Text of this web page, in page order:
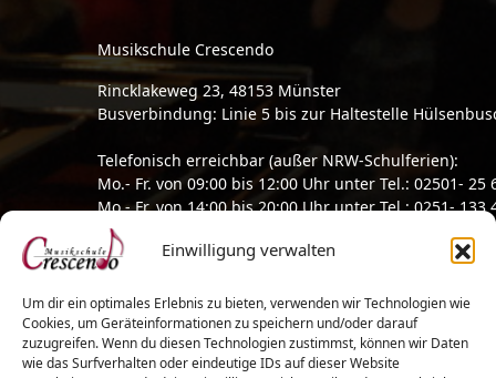
Einwilligung verwalten
Um dir ein optimales Erlebnis zu bieten, verwenden wir Technologien wie
Cookies, um Geräteinformationen zu speichern und/oder darauf
zuzugreifen. Wenn du diesen Technologien zustimmst, können wir Daten
wie das Surfverhalten oder eindeutige IDs auf dieser Website
Musikschule Crescendo
Rincklakeweg 23, 48153 Münster
Busverbindung: Linie 5 bis zur Haltestelle
Telefonisch erreichbar (außer NRW-Schulferien):
Mo.- Fr. von 09:00 bis 12:00 Uhr unter Tel.: 02501- 25
Mo.- Fr. von 14:00 bis 20:00 Uhr unter Tel.: 0251- 133
95
E-Mail:
Ihr Ansprechpartner: Herr Kacha Metreveli